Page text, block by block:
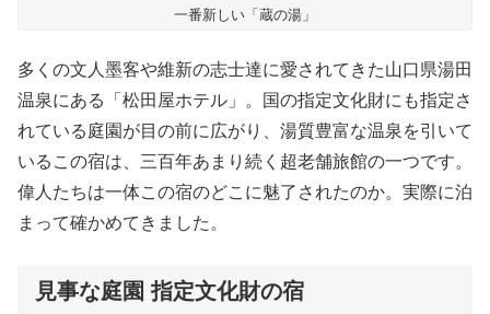
一番新しい「蔵の湯」
多くの文人墨客や維新の志士達に愛されてきた山口県湯田
温泉にある「松田屋ホテル」。国の指定文化財にも指定さ
れている庭園が目の前に広がり、湯質豊富な温泉を引いて
いるこの宿は、三百年あまり続く超老舗旅館の一つです。
偉人たちは一体この宿のどこに魅了されたのか。実際に泊
まって確かめてきました。
見事な庭園 指定文化財の宿